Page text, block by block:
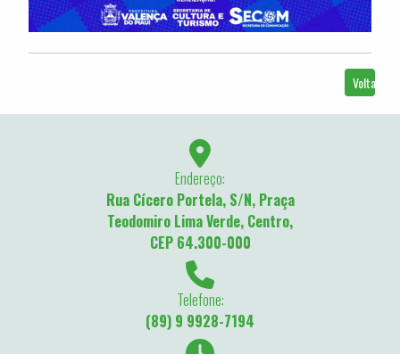
Voltar
Endereço:
Rua Cícero Portela, S/N, Praça
Teodomiro Lima Verde, Centro,
CEP 64.300-000
Telefone:
(89) 9 9928-7194